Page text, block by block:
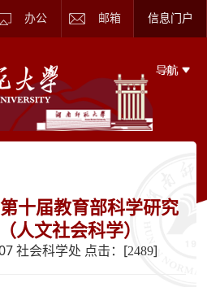
办公 邮箱 信息门户
十届教育部科学研究
人文社会科学）
社会科学处 点击：[2489]